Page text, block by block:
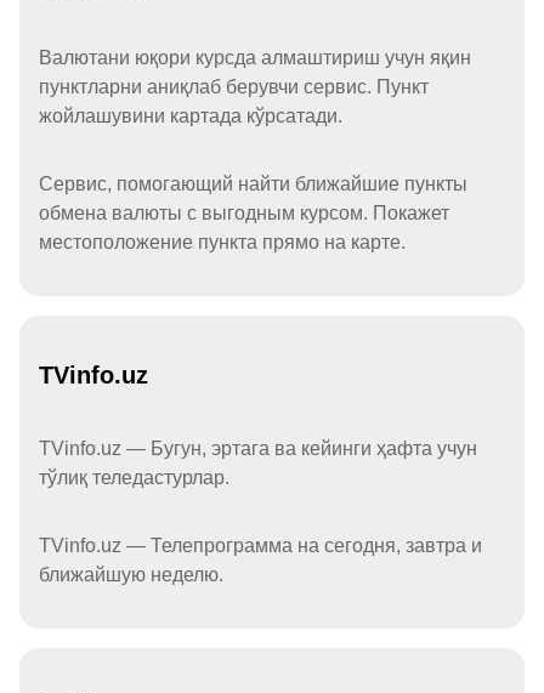
Валютани юқори курсда алмаштириш учун яқин
пунктларни аниқлаб берувчи сервис. Пункт
жойлашувини картада кўрсатади.
Сервис, помогающий найти ближайшие пункты
обмена валюты с выгодным курсом. Покажет
местоположение пункта прямо на карте.
TVinfo.uz
TVinfo.uz — Бугун, эртага ва кейинги ҳафта учун
тўлиқ теледастурлар.
TVinfo.uz — Телепрограмма на сегодня, завтра и
ближайшую неделю.